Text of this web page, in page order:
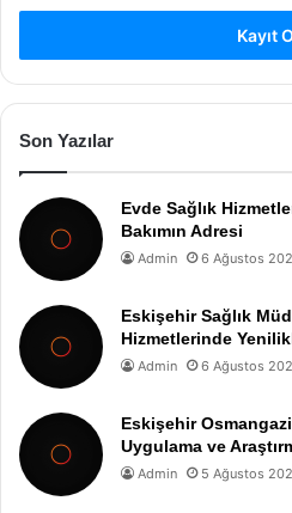
Kayıt
Son Yazılar
Evde Sağlık
Bakımın Adresi
Admin 6 Ağustos
Eskişehir Sağlık
Hizmetlerinde
Admin 6 Ağustos
Eskişehir
Uygulama ve
Admin 5 Ağustos